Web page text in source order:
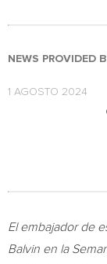
NEWS PROVIDED
1 AGOSTO 2024
El embajador de
Balvin en la